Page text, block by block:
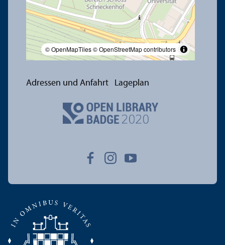
© OpenMapTiles© OpenStreetMap contributors
Adressen und Anfahrt Lageplan